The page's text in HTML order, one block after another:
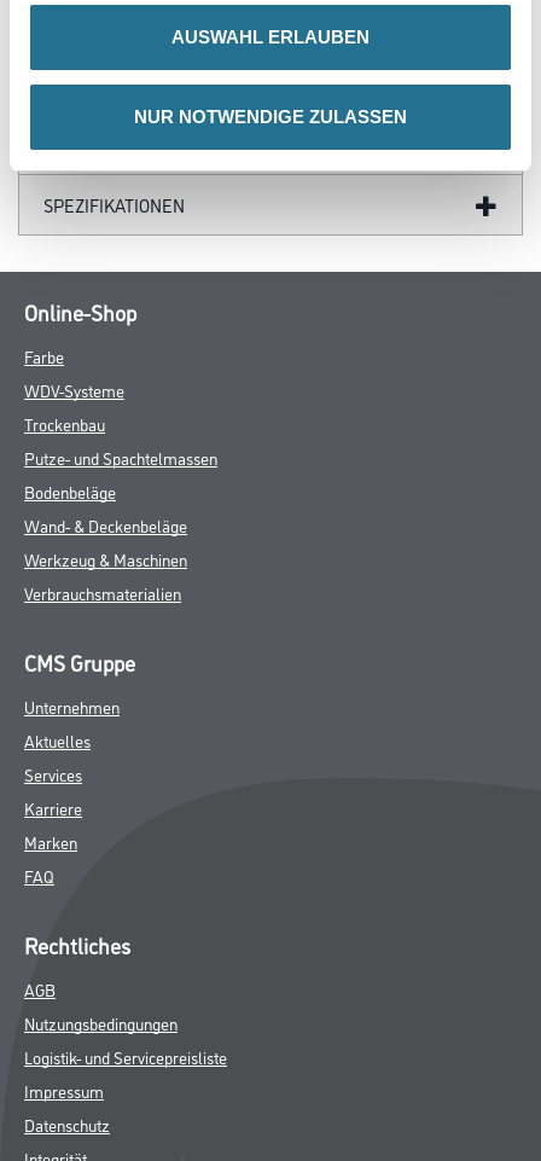
AUSWAHL ERLAUBEN
NUR NOTWENDIGE ZULASSEN
GEFAHRENHINWEISE
DATENBLÄTTER
SPEZIFIKATIONEN
Online-Shop
Farbe
WDV-Systeme
Trockenbau
Putze- und Spachtelmassen
Bodenbeläge
Wand- & Deckenbeläge
Werkzeug & Maschinen
Verbrauchsmaterialien
CMS Gruppe
Unternehmen
Aktuelles
Services
Karriere
Marken
FAQ
Rechtliches
AGB
Nutzungsbedingungen
Logistik- und Servicepreisliste
Impressum
Datenschutz